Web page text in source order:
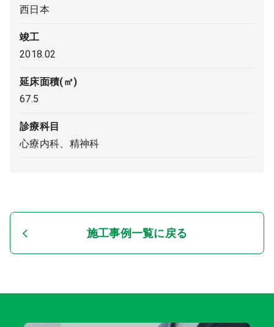
DtoDとは
お問合せ
医院の譲渡・売却をお考えの方
西日本
竣工
2018.02
延床面積(㎡)
67.5
診療科目
心療内科、精神科
施工事例一覧に戻る